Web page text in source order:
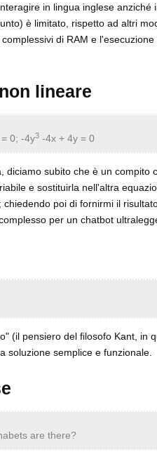
in lingua inglese anziché
è limitato, rispetto ad altri
di RAM e
lineare
0; -4y3 -4x + 4y = 0
subito che è un compito
e sostituirla nell'altra
poi di fornirmi il
per un chatbot
(il pensiero del filosofo Kant, in
soluzione semplice e funzionale.
are there?